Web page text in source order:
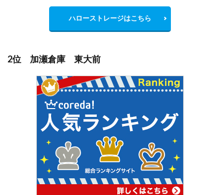
ハローストレージはこちら
2位 加瀬倉庫 東大前